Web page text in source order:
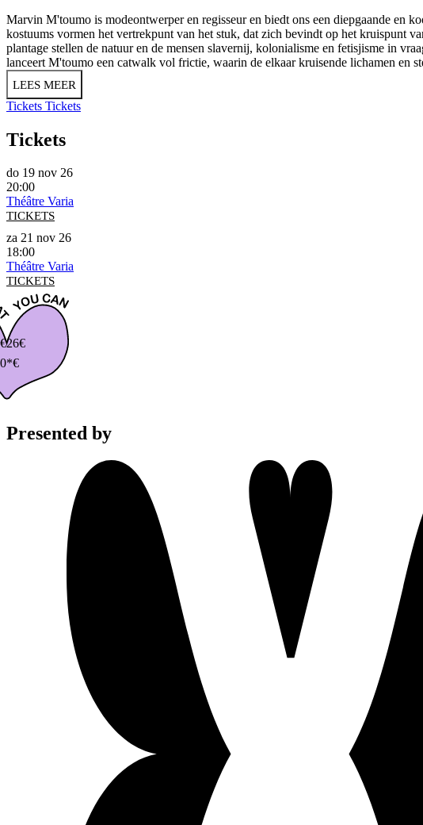
Marvin M'toumo is modeontwerper en regisseur en biedt ons een diepgaande en
kostuums vormen het vertrekpunt van het stuk, dat zich bevindt op het kruispunt
plantage stellen de natuur en de mensen slavernij, kolonialisme en fetisjisme in
lanceert M'toumo een catwalk vol frictie, waarin de elkaar kruisende lichamen en
LEES MEER
Tickets Tickets
Tickets
do 19 nov 26
20:00
Théâtre Varia
TICKETS
za 21 nov 26
18:00
Théâtre Varia
TICKETS
26€
Presented by